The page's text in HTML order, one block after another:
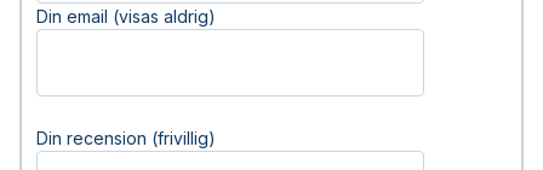
Din email (visas aldrig)
Din recension (frivillig)